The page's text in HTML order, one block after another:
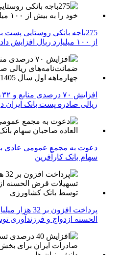
275باجه بانکی روستایی پست
از ۱۰۰ میلیارد ریال افزایش دادند
ریالی صادره پست بانک ایران در
دعوت به مجمع عمومی عادی
سهام بانک کارآفرین
پرداخت افزون
الحسنه ازدواج و فرزندآوری